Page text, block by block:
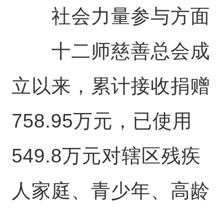
社会力量参与方面
十二师慈善总会成
立以来，累计接收捐赠
758.95万元，已使用
549.8万元对辖区残疾
人家庭、青少年、高龄